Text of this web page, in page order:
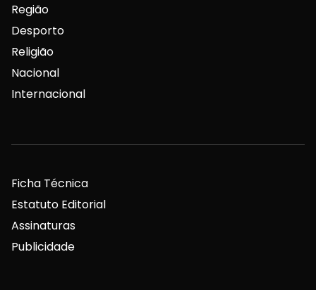
Região
Desporto
Religião
Nacional
Internacional
Ficha Técnica
Estatuto Editorial
Assinaturas
Publicidade